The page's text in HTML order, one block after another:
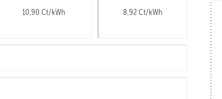
10,90 Ct/kWh 8,92 Ct/kWh